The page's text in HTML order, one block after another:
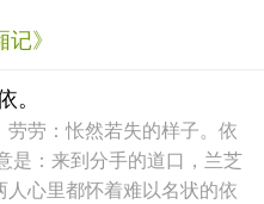
》
。
劳：怅然若失的样子。依
是：来到分手的道口，兰芝
心里都怀着难以名状的依